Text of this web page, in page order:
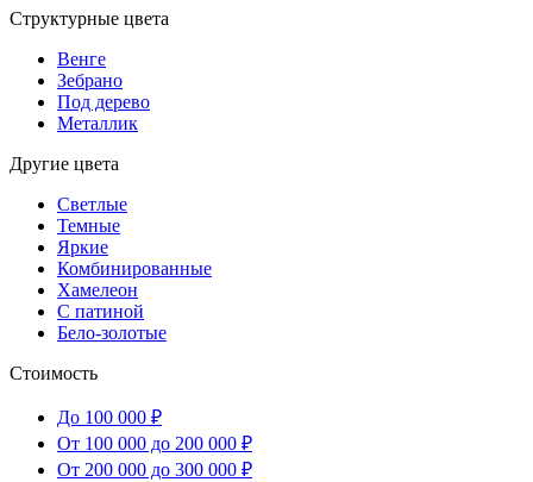
Структурные цвета
Венге
Зебрано
Под дерево
Металлик
Другие цвета
Светлые
Темные
Яркие
Комбинированные
Хамелеон
С патиной
Бело-золотые
Стоимость
До 100 000 ₽
От 100 000 до 200 000 ₽
От 200 000 до 300 000 ₽